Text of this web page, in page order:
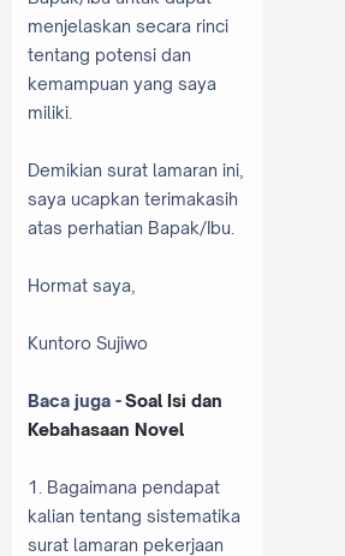
menjelaskan secara rinci
tentang potensi dan
kemampuan yang saya
miliki.
Demikian surat lamaran ini,
saya ucapkan terimakasih
atas perhatian Bapak/Ibu.
Hormat saya,
Kuntoro Sujiwo
Baca juga -Soal Isi dan
Kebahasaan Novel
1. Bagaimana pendapat
kalian tentang sistematika
surat lamaran pekerjaan